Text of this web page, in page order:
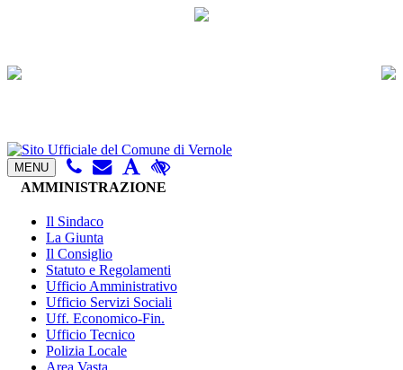
MENU
AMMINISTRAZIONE
Il Sindaco
La Giunta
Il Consiglio
Statuto e Regolamenti
Ufficio Amministrativo
Ufficio Servizi Sociali
Uff. Economico-Fin.
Ufficio Tecnico
Polizia Locale
Area Vasta